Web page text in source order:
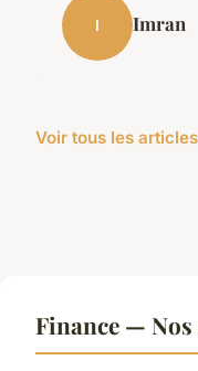
I Imran
Voir tous les
Finance —